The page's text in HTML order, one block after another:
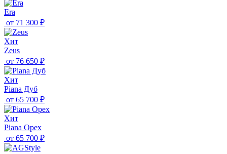
Era
от 71 300 ₽
Хит
Zeus
от 76 650 ₽
Хит
Piana Дуб
от 65 700 ₽
Хит
Piana Орех
от 65 700 ₽